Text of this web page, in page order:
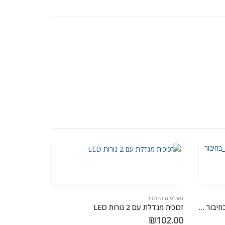
כרטיס רשת למחשבים ניידים ישנים בחיבור PCMIA דגם – TP-LINK TF-5239
גאדג'טים ומתנות
זכוכית מגדלת עם 2 נורות LED
₪102.00